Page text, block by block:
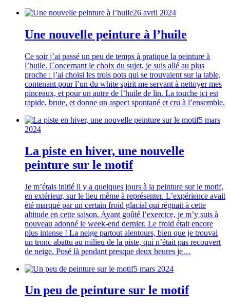
26 avril 2024
Une nouvelle peinture à l’huile
Ce soir j’ai passé un peu de temps à pratique la peinture à
l’huile. Concernant le choix du sujet, je suis allé au plus
proche : j’ai choisi les trois pots qui se trouvaient sur la table,
contenant pour l’un du white spirit me servant à nettoyer mes
pinceaux, et pour un autre de l’huile de lin. La touche ici est
rapide, brute, et donne un aspect spontané et cru à l’ensemble.
5 mars
2024
La piste en hiver, une nouvelle
peinture sur le motif
Je m’étais initié il y a quelques jours à la peinture sur le motif,
en extérieur, sur le lieu même à représenter. L’expérience avait
été marqué par un certain froid glacial qui régnait à cette
altitude en cette saison. Ayant goûté l’exercice, je m’y suis à
nouveau adonné le week-end dernier. Le froid était encore
plus intense ! La neige partout alentours, bien que je trouvai
un tronc abattu au milieu de la piste, qui n’était pas recouvert
de neige. Posé là pendant presque deux heures je…
5 mars 2024
Un peu de peinture sur le motif